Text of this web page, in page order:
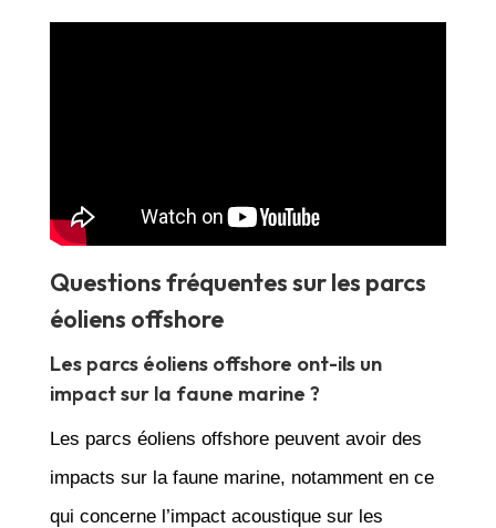
Questions fréquentes sur les parcs
éoliens offshore
Les parcs éoliens offshore ont-ils un
impact sur la faune marine ?
Les parcs éoliens offshore peuvent avoir des
impacts sur la faune marine, notamment en ce
qui concerne l’impact acoustique sur les